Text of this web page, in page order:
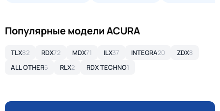
Популярные модели ACURA
TLX82 RDX72 MDX71 ILX37 INTEGRA20 ZDX8
ALL OTHER5 RLX2 RDX TECHNO1